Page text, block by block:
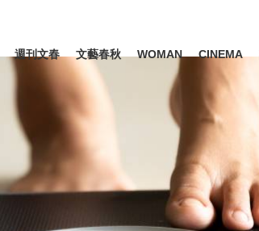
ビジネス
観る将棋、
週刊文春 文藝春秋 WOMAN CINEMA
キーワード入力
#後藤真希 #森岡毅 #城彰二 #内田有紀